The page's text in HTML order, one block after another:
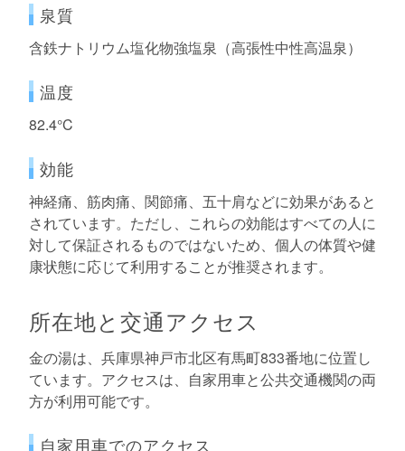
泉質
含鉄ナトリウム塩化物強塩泉（高張性中性高温泉）
温度
82.4°C
効能
神経痛、筋肉痛、関節痛、五十肩などに効果があると
されています。ただし、これらの効能はすべての人に
対して保証されるものではないため、個人の体質や健
康状態に応じて利用することが推奨されます。
所在地と交通アクセス
金の湯は、兵庫県神戸市北区有馬町833番地に位置し
ています。アクセスは、自家用車と公共交通機関の両
方が利用可能です。
自家用車でのアクセス